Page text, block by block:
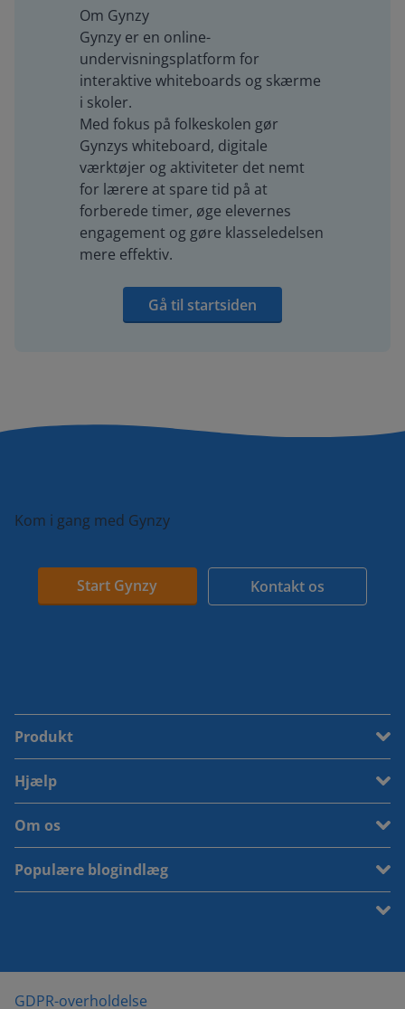
Om Gynzy
Gynzy er en online-
undervisningsplatform for
interaktive whiteboards og skærme
i skoler.
Med fokus på folkeskolen gør
Gynzys whiteboard, digitale
værktøjer og aktiviteter det nemt
for lærere at spare tid på at
forberede timer, øge elevernes
engagement og gøre klasseledelsen
mere effektiv.
Gå til startsiden
Kom i gang med Gynzy
Start Gynzy Kontakt os
Produkt
Hjælp
Om os
Populære blogindlæg
GDPR-overholdelse